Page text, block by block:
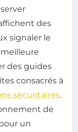
des
signaler le
des guides
consacrés à
sécuritaires.
de
un